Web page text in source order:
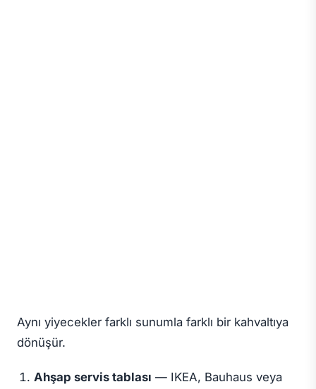
Aynı yiyecekler farklı sunumla farklı bir kahvaltıya
dönüşür.
Ahşap servis tablası — IKEA, Bauhaus veya